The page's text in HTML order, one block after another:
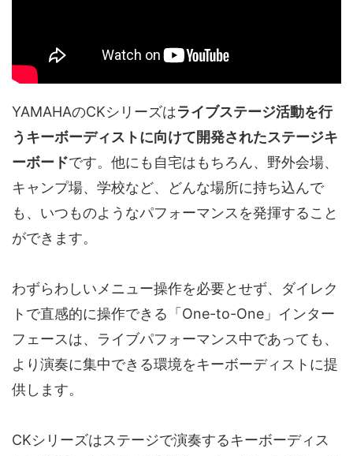
YAMAHAのCKシリーズはライブステージ活動を行
うキーボーディストに向けて開発されたステージキ
ーボードです。他にも自宅はもちろん、野外会場、
キャンプ場、学校など、どんな場所に持ち込んで
も、いつものようなパフォーマンスを発揮すること
ができます。
わずらわしいメニュー操作を必要とせず、ダイレク
トで直感的に操作できる「One-to-One」インター
フェースは、ライブパフォーマンス中であっても、
より演奏に集中できる環境をキーボーディストに提
供します。
CKシリーズはステージで演奏するキーボーディス